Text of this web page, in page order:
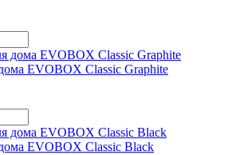
EVOBOX Classic Graphite
EVOBOX Classic Black